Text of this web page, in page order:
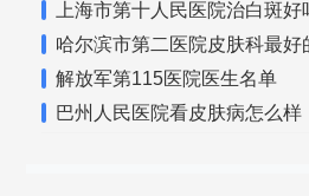
上海市第十人民医院治白斑好
哈尔滨市第二医院皮肤科最好
解放军第115医院医生名单
巴州人民医院看皮肤病怎么样